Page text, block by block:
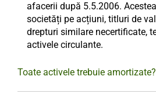
afacerii după 5.5.2006.
societăți pe acțiuni, titluri de
drepturi similare necertificate,
activele circulante.
Toate activele trebuie amortizate?